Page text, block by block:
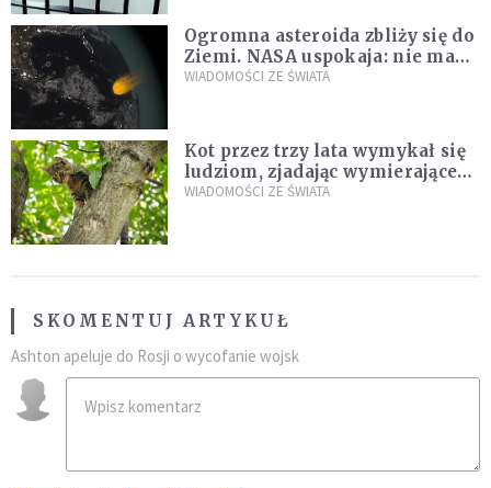
Ogromna asteroida zbliży się do
Ziemi. NASA uspokaja: nie ma
zagrożenia
WIADOMOŚCI ZE ŚWIATA
Kot przez trzy lata wymykał się
ludziom, zjadając wymierające
kaczki. W końcu popełnił
WIADOMOŚCI ZE ŚWIATA
SKOMENTUJ ARTYKUŁ
Ashton apeluje do Rosji o wycofanie wojsk